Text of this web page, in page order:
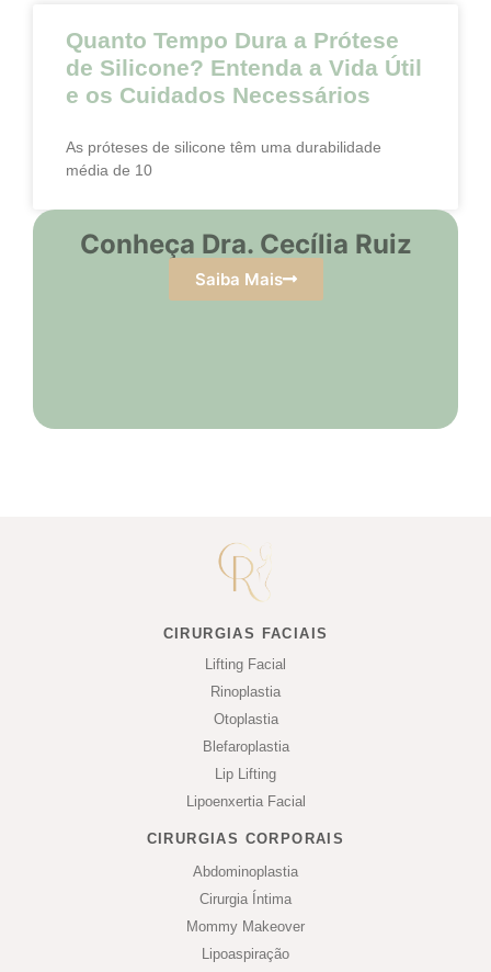
Quanto Tempo Dura a Prótese
de Silicone? Entenda a Vida Útil
e os Cuidados Necessários
As próteses de silicone têm uma durabilidade
média de 10
Conheça Dra. Cecília Ruiz
Saiba Mais
CIRURGIAS FACIAIS
Lifting Facial
Rinoplastia
Otoplastia
Blefaroplastia
Lip Lifting
Lipoenxertia Facial
CIRURGIAS CORPORAIS
Abdominoplastia
Cirurgia Íntima
Mommy Makeover
Lipoaspiração